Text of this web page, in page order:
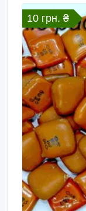
10 грн. ₴